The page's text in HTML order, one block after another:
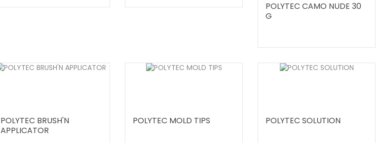
POLYTEC CAMO NUDE 30
G
POLYTEC BRUSH'N
APPLICATOR
POLYTEC MOLD TIPS POLYTEC SOLUTION